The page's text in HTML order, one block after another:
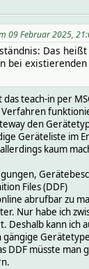
2025-02-03
2025-02-03
09 Februar 2025,
Das
bei
teach-in per
Verfahren
den
Geräteliste im
kaum
Files (DDF)
abrufbar zu
Nur habe ich
Deshalb kann ich
DDF müsste man